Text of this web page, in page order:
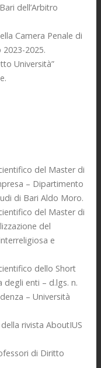
dell’Arbitro
Camera Penale di
2025.
Università”
del Master di
– Dipartimento
di Bari Aldo Moro.
del Master di
del
e
dello Short
degli enti – d.lgs. n.
– Università
rivista AboutIUS
di Diritto